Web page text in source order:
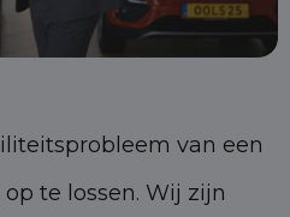
van een
te lossen. Wij zijn